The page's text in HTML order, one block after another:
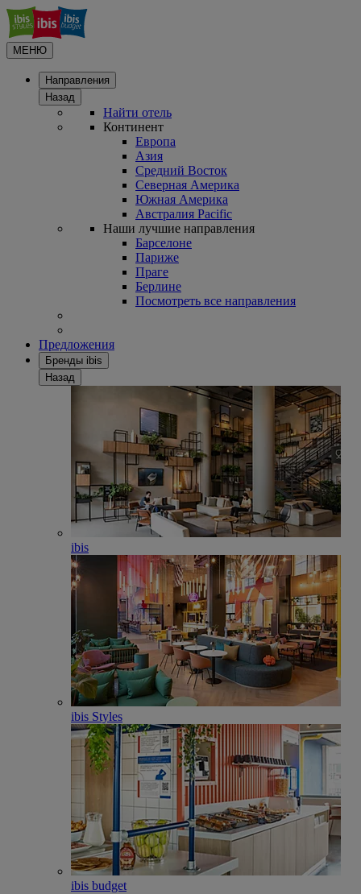
МЕНЮ
Направления
Назад
Найти отель
Континент
Европа
Азия
Средний Восток
Северная Америка
Южная Америка
Австралия Pacific
Наши лучшие направления
Барселоне
Париже
Праге
Берлине
Посмотреть все направления
Предложения
Бренды ibis
Назад
ibis
ibis Styles
ibis budget